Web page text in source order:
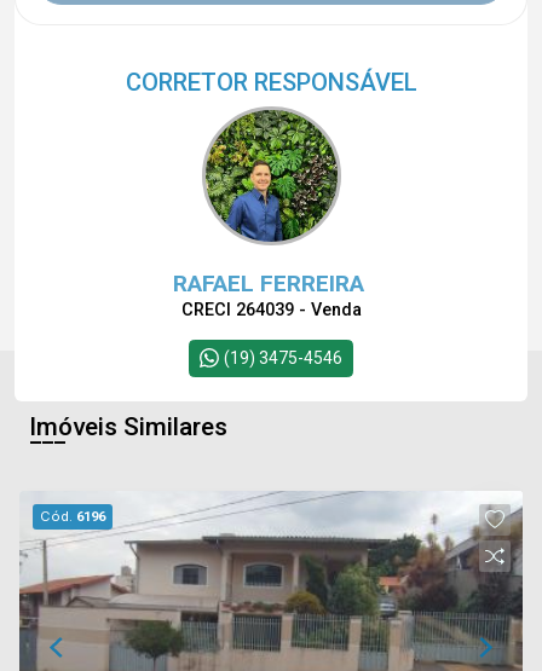
CORRETOR RESPONSÁVEL
RAFAEL FERREIRA
CRECI 264039 - Venda
(19) 3475-4546
Imóveis Similares
Cód. 6196